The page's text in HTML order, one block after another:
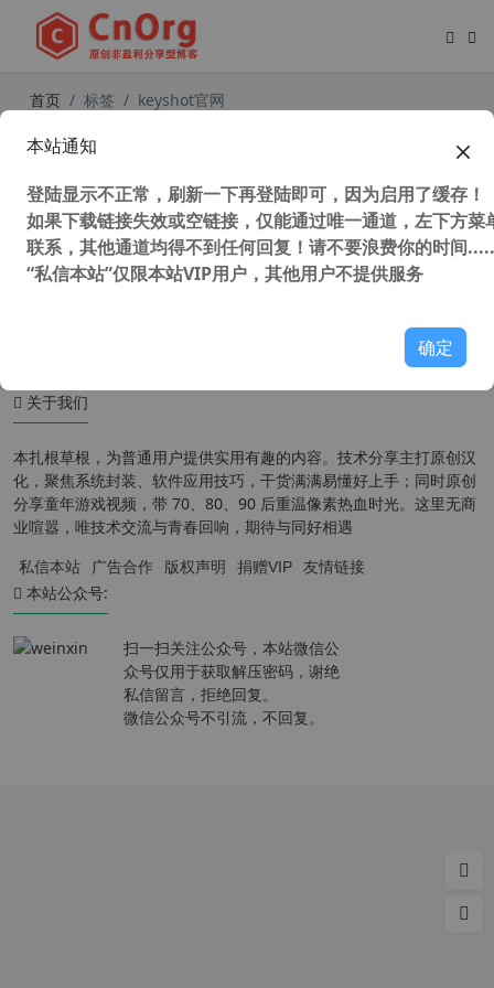
首页 标签 keyshot官网
全网唯一能用版 Luxion Keyshot Ent
渲染和动画软件
关于我们
本扎根草根，为普通用户提供实用有趣的内容。技术分享主打原创汉
化，聚焦系统封装、软件应用技巧，干货满满易懂好上手；同时原创
分享童年游戏视频，带 70、80、90 后重温像素热血时光。这里无商
业喧嚣，唯技术交流与青春回响，期待与同好相遇
私信本站 广告合作 版权声明 捐赠VIP 友情链接
本站公众号:
扫一扫关注公众号，本站微信公
众号仅用于获取解压密码，谢绝
私信留言，拒绝回复。
微信公众号不引流，不回复。
本站通知
登陆显示不正常，刷新一下再登陆即可，因为启用了缓存！
如果下载链接失效或空链接，仅能通过唯一通道，左下方菜
联系，其他通道均得不到任何回复！请不要浪费你的时间
“私信本站”仅限本站VIP用户，其他用户不提供服务
确定